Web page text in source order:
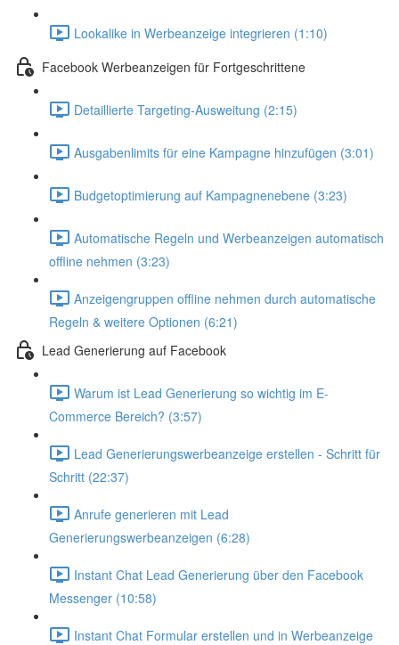
Lookalike in Werbeanzeige integrieren (1:10)
Facebook Werbeanzeigen für Fortgeschrittene
Detaillierte Targeting-Ausweitung (2:15)
Ausgabenlimits für eine Kampagne hinzufügen (3:01)
Budgetoptimierung auf Kampagnenebene (3:23)
Automatische Regeln und Werbeanzeigen automatisch
offline nehmen (3:23)
Anzeigengruppen offline nehmen durch automatische
Regeln & weitere Optionen (6:21)
Lead Generierung auf Facebook
Warum ist Lead Generierung so wichtig im E-
Commerce Bereich? (3:57)
Lead Generierungswerbeanzeige erstellen - Schritt für
Schritt (22:37)
Anrufe generieren mit Lead
Generierungswerbeanzeigen (6:28)
Instant Chat Lead Generierung über den Facebook
Messenger (10:58)
Instant Chat Formular erstellen und in Werbeanzeige